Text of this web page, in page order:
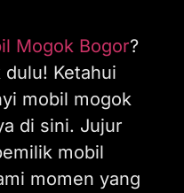
Mogok Bogor?
dulu! Ketahui
mobil mogok
di sini. Jujur
mobil
momen yang